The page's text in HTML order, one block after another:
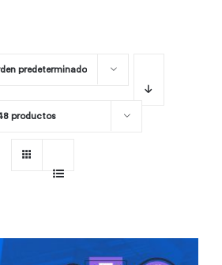
predeterminado
productos